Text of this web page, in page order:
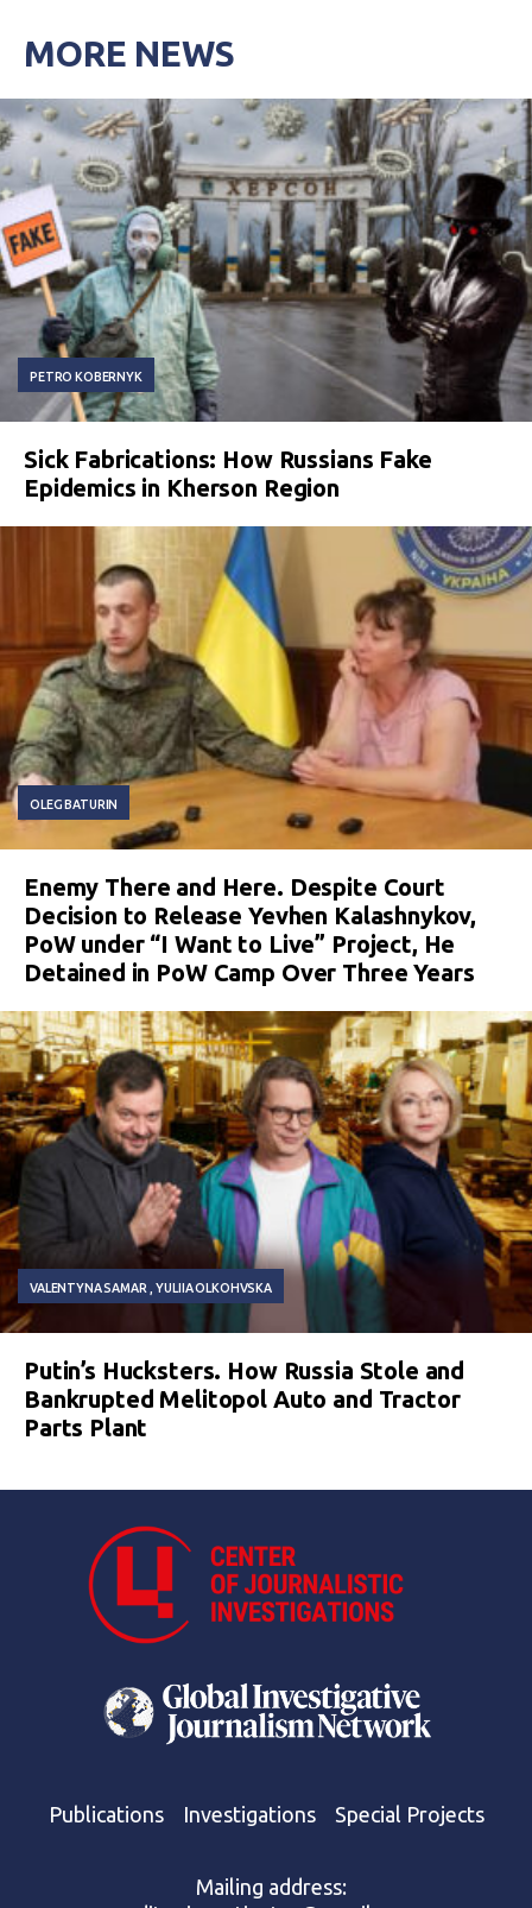
MORE NEWS
PETRO KOBERNYK
Sick Fabrications: How Russians Fake
Epidemics in Kherson Region
OLEG BATURIN
Enemy There and Here. Despite Court
Decision to Release Yevhen Kalashnykov,
PoW under “I Want to Live” Project, He
Detained in PoW Camp Over Three Years
VALENTYNA SAMAR YULIIA OLKOHVSKA
Putin’s Hucksters. How Russia Stole and
Bankrupted Melitopol Auto and Tractor
Parts Plant
Publications Investigations Special Projects
Mailing address: